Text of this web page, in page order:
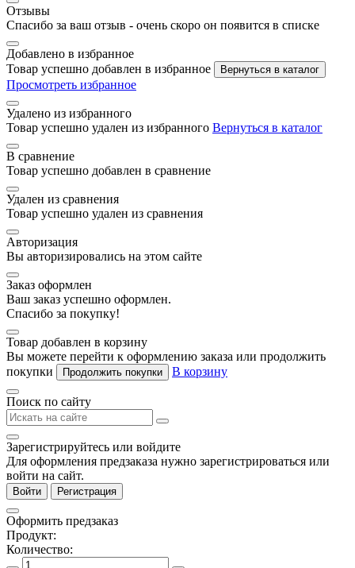
Отзывы
Спасибо за ваш отзыв - очень скоро он появится в списке
Добавлено в избранное
Товар успешно добавлен в избранное
Вернуться в каталог
Просмотреть избранное
Удалено из избранного
Товар успешно удален из избранного Вернуться в каталог
В сравнение
Товар успешно добавлен в сравнение
Удален из сравнения
Товар успешно удален из сравнения
Авторизация
Вы авторизировались на этом сайте
Заказ оформлен
Ваш заказ успешно оформлен.
Спасибо за покупку!
Товар добавлен в корзину
Вы можете перейти к оформлению заказа или продолжить
покупки
Продолжить покупки В корзину
Поиск по сайту
Зарегистрируйтесь или войдите
Для оформления предзаказа нужно зарегистрироваться или
войти на сайт.
Войти Регистрация
Оформить предзаказ
Продукт:
Количество: